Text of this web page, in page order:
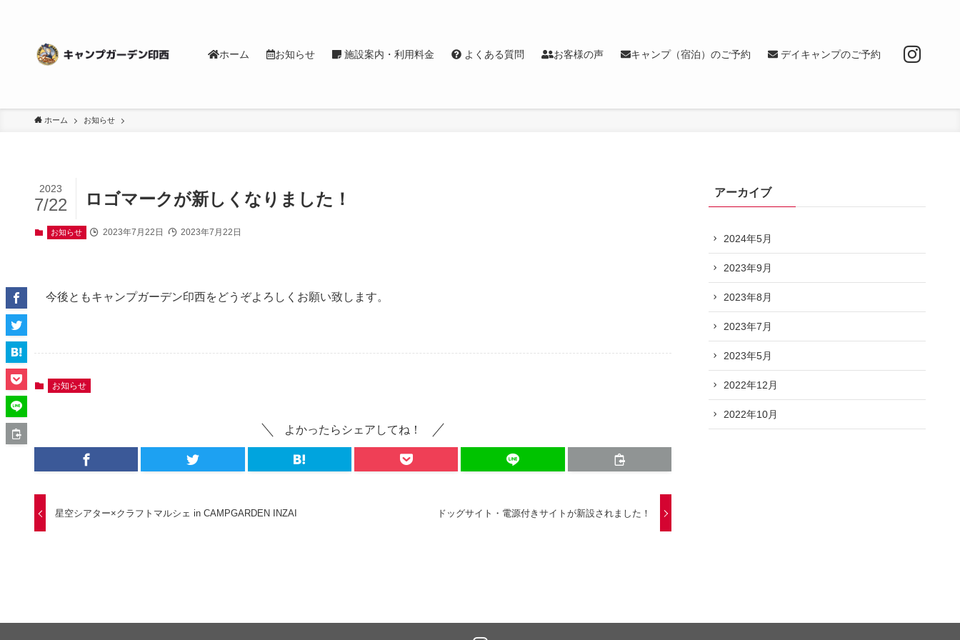
ホーム お知らせ 施設案内・利用料金 よくある質問 お客様の声 キャンプ（宿泊）のご予約 デイキャンプのご予約
ホーム お知らせ
ロゴマークが新しくなりました！
2023
7/22
お知らせ 2023年7月22日 2023年7月22日
今後ともキャンプガーデン印西をどうぞよろしくお願い致します。
お知らせ
よかったらシェアしてね！
星空シアター×クラフトマルシェ in CAMPGARDEN INZAI ドッグサイト・電源付きサイトが新設されました！
アーカイブ
2024年5月
2023年9月
2023年8月
2023年7月
2023年5月
2022年12月
2022年10月